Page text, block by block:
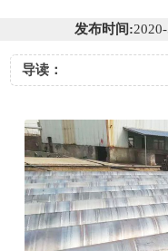
发布时间:
导读：